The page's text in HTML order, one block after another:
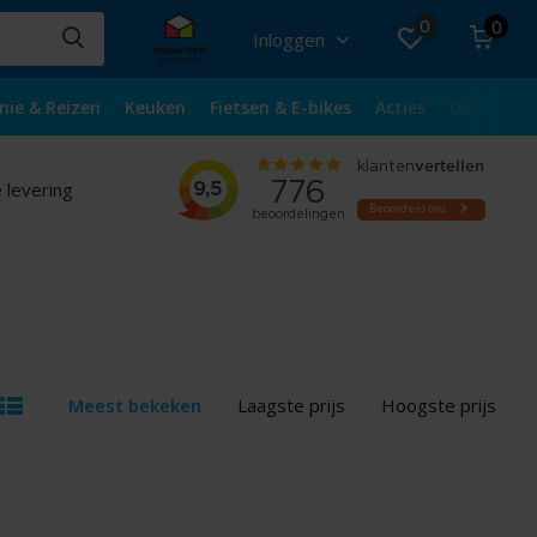
Inloggen
0 0
& Reizen Keuken Fietsen & E-bikes Acties
levering
Meest bekeken Laagste prijs Hoogste prijs